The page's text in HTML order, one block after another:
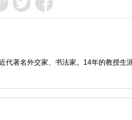
著名外交家、书法家。14年的教授生